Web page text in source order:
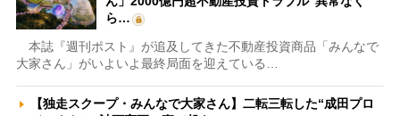
ら…
本誌『週刊ポスト』が追及してきた不動産投資商品「みんなで
大家さん」がいよいよ最終局面を迎えている…
【独走スクープ・みんなで大家さん】二転三転した“成田プロ